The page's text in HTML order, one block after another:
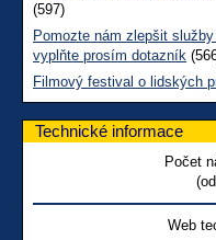
(597)
Pomozte nám zlepšit
vyplňte prosím dotazník
Filmový festival o lidských
Technické informace
Počet
Web